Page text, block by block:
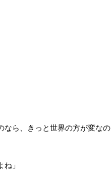
ら、きっと世界の方が変なの
」